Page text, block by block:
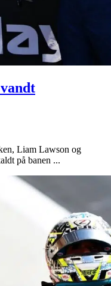
Liam Lawson og
på banen ...